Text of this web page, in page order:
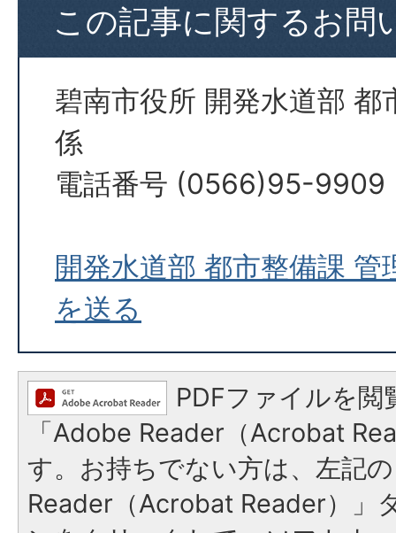
この記事に関するお問
碧南市役所 開発水道部 都
係
電話番号 (0566)95-9909
開発水道部 都市整備課 管
を送る
PDFファイルを閲
「Adobe Reader（Acrobat
す。お持ちでない方は、左記
Reader（Acrobat Reader）」